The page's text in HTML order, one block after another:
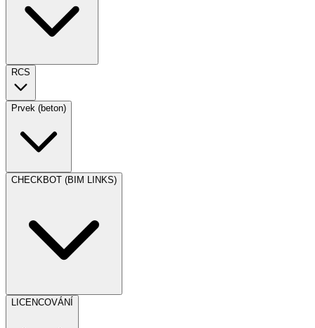
RCS
Prvek (beton)
CHECKBOT (BIM LINKS)
LICENCOVÁNÍ